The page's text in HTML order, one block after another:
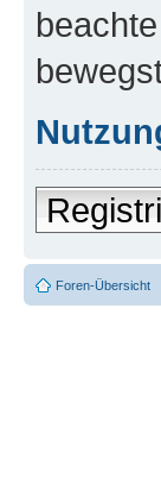
Foren-Übersicht